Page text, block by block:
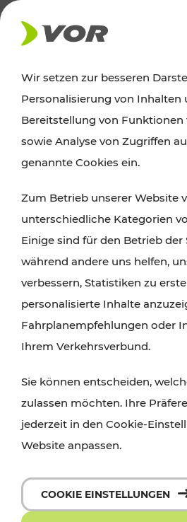
AKTUELLES
Ausflugstipps
Wien, Niederösterreich und
Wanderungen, Kultur und
Radtouren oder purer
Attraktionen sind mit den
Angeboten des VOR gut und
Wir setzen zur besseren
Personalisierung von Inhalten
Bereitstellung von Funktionen
sowie Analyse von Zugriffen
genannte Cookies ein.
Zum Betrieb unserer Website
unterschiedliche Kategorien
Einige sind für den Betrieb
während andere uns helfen,
verbessern, Statistiken zu
personalisierte Inhalte
Fahrplanempfehlungen oder
Ihrem Verkehrsverbund.
Sie können entscheiden,
zulassen möchten. Ihre
jederzeit in den Cookie-
Website anpassen.
COOKIE EINSTELLUNGEN